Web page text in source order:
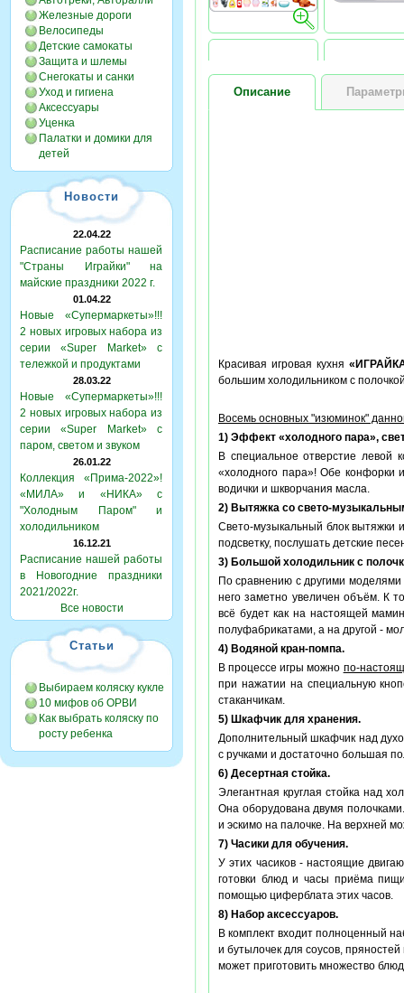
Железные дороги
Велосипеды
Детские самокаты
Защита и шлемы
Снегокаты и санки
Уход и гигиена
Аксессуары
Уценка
Палатки и домики для
детей
Новости
22.04.22
Расписание работы нашей
"Страны Играйки" на
майские праздники 2022 г.
01.04.22
Новые «Супермаркеты»!!!
2 новых игровых набора из
серии «Super Market» с
тележкой и продуктами
28.03.22
Новые «Супермаркеты»!!!
2 новых игровых набора из
серии «Super Market» с
паром, светом и звуком
26.01.22
Коллекция «Прима-2022»!
«МИЛА» и «НИКА» с
"Холодным Паром" и
холодильником
16.12.21
Расписание нашей работы
в Новогодние праздники
2021/2022г.
Все новости
Статьи
Выбираем коляску кукле
10 мифов об ОРВИ
Как выбрать коляску по
росту ребенка
Описание
Красивая игровая кухня
большим холодильником с
Восемь основных "изюминок"
1) Эффект «холодного пара»,
В специальное отверстие левой
«холодного пара»! Обе конфорки
водички и шкворчания масла.
2) Вытяжка со свето-
Свето-музыкальный блок вытяжки
подсветку, послушать детские
3) Большой холодильник с
По сравнению с другими
него заметно увеличен объём. К
всё будет как на настоящей
полуфабрикатами, а на другой -
4) Водяной кран-помпа.
В процессе игры можно по-
при нажатии на специальную
стаканчикам.
5) Шкафчик для хранения.
Дополнительный шкафчик над
с ручками и достаточно большая
6) Десертная стойка.
Элегантная круглая стойка над
Она оборудована двумя
и эскимо на палочке. На верхней
7) Часики для обучения.
У этих часиков - настоящие
готовки блюд и часы приёма
помощью циферблата этих часов.
8) Набор аксессуаров.
В комплект входит полноценный
и бутылочек для соусов,
может приготовить множество